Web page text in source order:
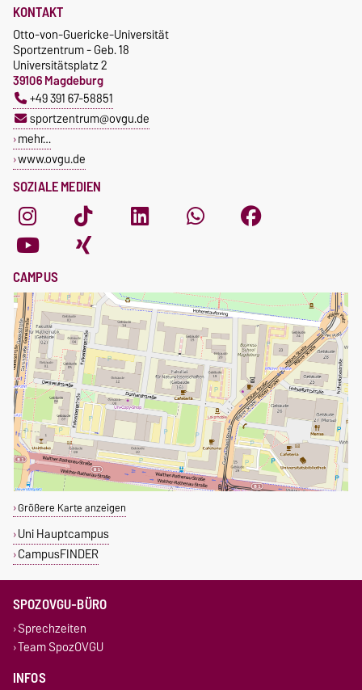
SOZIALE MEDIEN
KONTAKT
Otto-von-Guericke-Universität
Sportzentrum - Geb. 18
Universitätsplatz 2
39106 Magdeburg
+49 391 67-58851
sportzentrum@ovgu.de
mehr…
www.ovgu.de
CAMPUS
Größere Karte anzeigen
Uni Hauptcampus
CampusFINDER
SPOZOVGU-BÜRO
Sprechzeiten
Team SpozOVGU
INFOS